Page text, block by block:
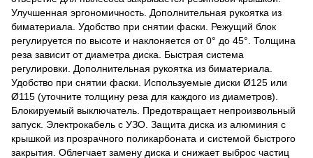
Улучшенная эргономичность. Дополнительная рукоятка из
биматериала. Удобство при снятии фаски. Режущий блок
регулируется по высоте и наклоняется от 0° до 45°. Толщина
реза зависит от диаметра диска. Быстрая система
регулировки. Дополнительная рукоятка из биматериала.
Удобство при снятии фаски. Используемые диски Ø125 или
Ø115 (уточните толщину реза для каждого из диаметров).
Блокируемый выключатель. Предотвращает непроизвольный
запуск. Электрокабель с УЗО. Защита диска из алюминия с
крышкой из прозрачного поликарбоната и системой быстрого
закрытия. Облегчает замену диска и снижает выброс частиц